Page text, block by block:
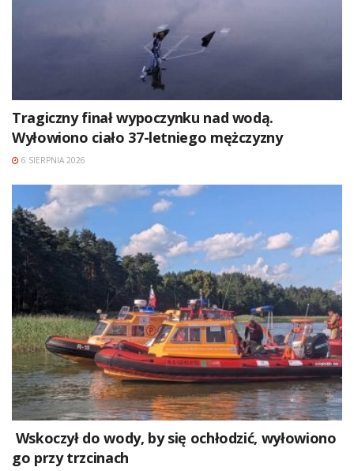
Tragiczny finał wypoczynku nad wodą.
Wyłowiono ciało 37-letniego mężczyzny
6 SIERPNIA 2026
Wskoczył do wody, by się ochłodzić, wyłowiono
go przy trzcinach